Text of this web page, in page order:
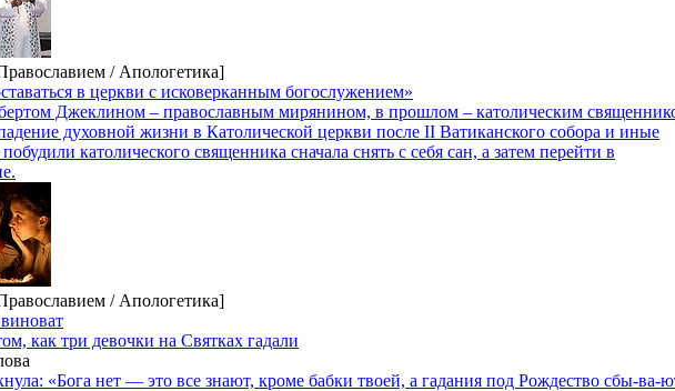
/ Апологетика]
в церкви с исковерканным богослужением»
Джеклином – православным мирянином, в прошлом – католическим
духовной жизни в Католической церкви после II Ватиканского собора и иные
католического священника сначала снять с себя сан, а затем перейти в
/ Апологетика]
как три девочки на Святках гадали
«Бога нет — это все знают, кроме бабки твоей, а гадания под Рождество сбы-ва-